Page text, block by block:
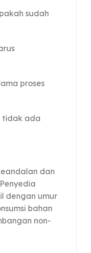
sudah
proses
tidak ada
dan
dengan umur
bahan
non-